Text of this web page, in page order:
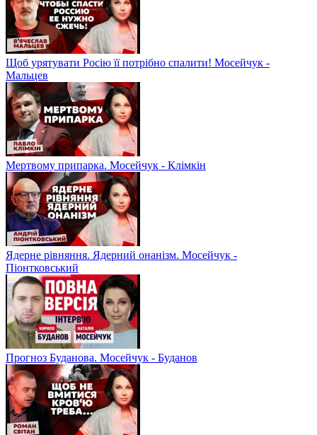
Щоб урятувати Росію її потрібно спалити! Мосейчук -
Мальцев
Мертвому припарка. Мосейчук - Клімкін
Ядерне рівняння. Ядерний онанізм. Мосейчук -
Піонтковський
Прогноз Буданова. Мосейчук - Буданов